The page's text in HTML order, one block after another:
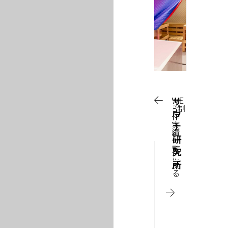
HOME
トップページ
事業内容
COMPANY
INFO
企業情報
NEWS
サ
ウ
ナ
研
究
所
ウ
WE
B制
作
実
績
一
覧
に
戻
る